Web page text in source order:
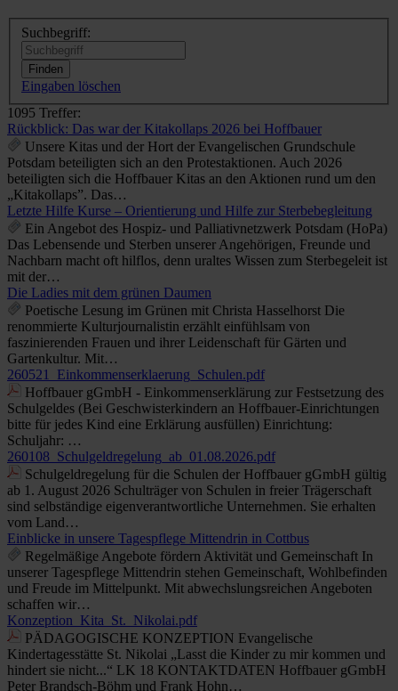
Suchbegriff:
Eingaben löschen
1095 Treffer:
Rückblick: Das war der Kitakollaps 2026 bei Hoffbauer
Unsere Kitas und der Hort der Evangelischen Grundschule
Potsdam beteiligten sich an den Protestaktionen. Auch 2026
beteiligten sich die Hoffbauer Kitas an den Aktionen rund um den
„Kitakollaps”. Das…
Letzte Hilfe Kurse – Orientierung und Hilfe zur Sterbebegleitung
Ein Angebot des Hospiz- und Palliativnetzwerk Potsdam (HoPa)
Das Lebensende und Sterben unserer Angehörigen, Freunde und
Nachbarn macht oft hilflos, denn uraltes Wissen zum Sterbegeleit ist
mit der…
Die Ladies mit dem grünen Daumen
Poetische Lesung im Grünen mit Christa Hasselhorst Die
renommierte Kulturjournalistin erzählt einfühlsam von
faszinierenden Frauen und ihrer Leidenschaft für Gärten und
Gartenkultur. Mit…
260521_Einkommenserklaerung_Schulen.pdf
Hoffbauer gGmbH - Einkommenserklärung zur Festsetzung des
Schulgeldes (Bei Geschwisterkindern an Hoffbauer-Einrichtungen
bitte für jedes Kind eine Erklärung ausfüllen) Einrichtung:
Schuljahr: …
260108_Schulgeldregelung_ab_01.08.2026.pdf
Schulgeldregelung für die Schulen der Hoffbauer gGmbH gültig
ab 1. August 2026 Schulträger von Schulen in freier Trägerschaft
sind selbständige eigenverantwortliche Unternehmen. Sie erhalten
vom Land…
Einblicke in unsere Tagespflege Mittendrin in Cottbus
Regelmäßige Angebote fördern Aktivität und Gemeinschaft In
unserer Tagespflege Mittendrin stehen Gemeinschaft, Wohlbefinden
und Freude im Mittelpunkt. Mit abwechslungsreichen Angeboten
schaffen wir…
Konzeption_Kita_St._Nikolai.pdf
PÄDAGOGISCHE KONZEPTION Evangelische
Kindertagesstätte St. Nikolai „Lasst die Kinder zu mir kommen und
hindert sie nicht...“ LK 18 KONTAKTDATEN Hoffbauer gGmbH
Peter Brandsch-Böhm und Frank Hohn…